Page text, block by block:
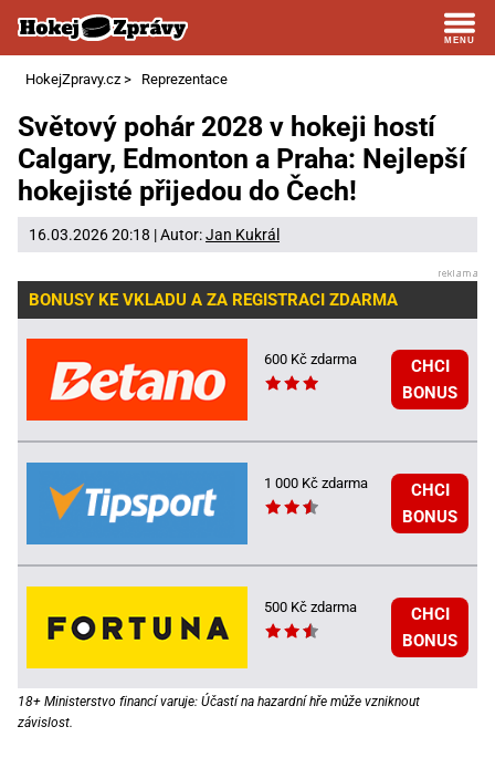
HokejZpravy.cz > Reprezentace
Světový pohár 2028 v hokeji hostí
Calgary, Edmonton a Praha: Nejlepší
hokejisté přijedou do Čech!
16.03.2026 20:18 | Autor:Jan Kukrál
BONUSY KE VKLADU A ZA REGISTRACI ZDARMA
600 Kč zdarma
CHCI
BONUS
1 000 Kč zdarma
CHCI
BONUS
500 Kč zdarma
CHCI
BONUS
18+ Ministerstvo financí varuje: Účastí na hazardní hře může vzniknout
závislost.